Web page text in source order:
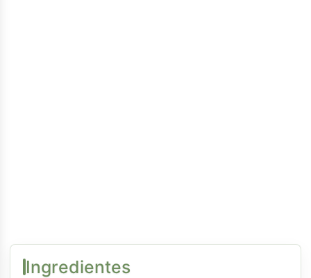
Ingredientes